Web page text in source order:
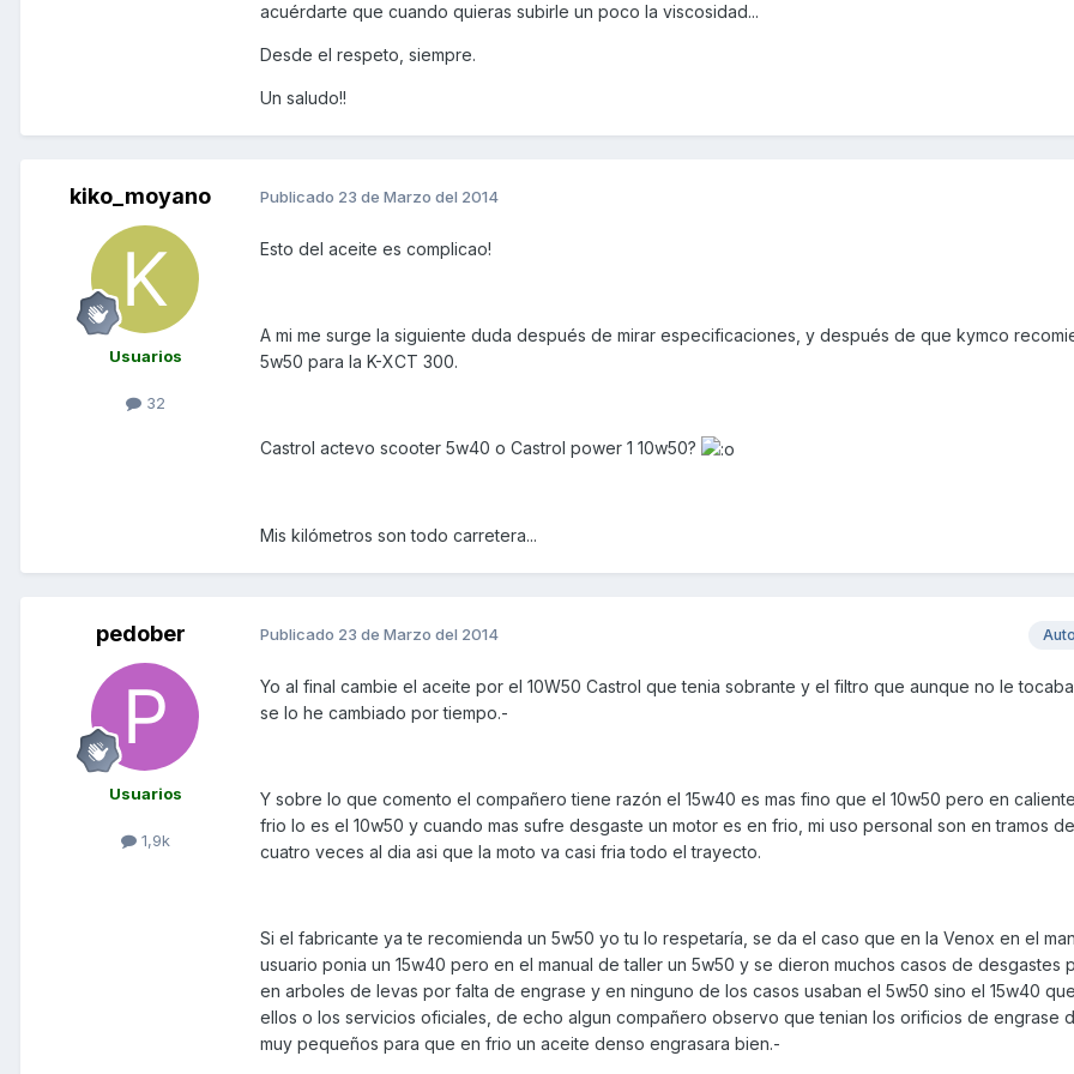
acuérdarte que cuando quieras subirle un poco la viscosidad...
Desde el respeto, siempre.
Un saludo!!
kiko_moyano
Usuarios
32
Publicado 23 de Marzo del 2014
Esto del aceite es complicao!
A mi me surge la siguiente duda después de mirar especificaciones, y después de que kymco
5w50 para la K-XCT 300.
Castrol actevo scooter 5w40 o Castrol power 1 10w50?
Mis kilómetros son todo carretera...
pedober
Usuarios
1,9k
Publicado 23 de Marzo del 2014
Yo al final cambie el aceite por el 10W50 Castrol que tenia sobrante y el filtro que aunque no le
se lo he cambiado por tiempo.-
Y sobre lo que comento el compañero tiene razón el 15w40 es mas fino que el 10w50 pero en
frio lo es el 10w50 y cuando mas sufre desgaste un motor es en frio, mi uso personal son en tramos
cuatro veces al dia asi que la moto va casi fria todo el trayecto.
Si el fabricante ya te recomienda un 5w50 yo tu lo respetaría, se da el caso que en la Venox en el
usuario ponia un 15w40 pero en el manual de taller un 5w50 y se dieron muchos casos de desgastes
en arboles de levas por falta de engrase y en ninguno de los casos usaban el 5w50 sino el 15w40
ellos o los servicios oficiales, de echo algun compañero observo que tenian los orificios de engrase
muy pequeños para que en frio un aceite denso engrasara bien.-